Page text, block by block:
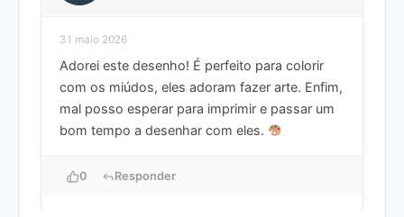
31 maio 2026
Adorei este desenho! É perfeito para colorir
com os miúdos, eles adoram fazer arte. Enfim,
mal posso esperar para imprimir e passar um
bom tempo a desenhar com eles.
0 Responder